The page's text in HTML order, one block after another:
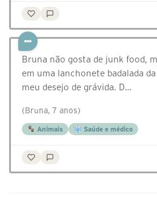
Bruna não gosta de junk food,
em uma lanchonete badalada
meu desejo de grávida. D…
(Bruna, 7 anos)
Animais Saúde e médico